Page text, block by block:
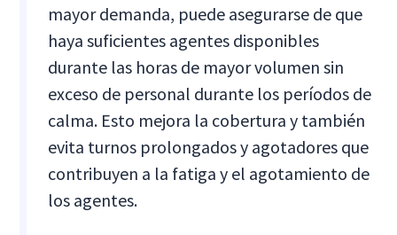
mayor demanda, puede asegurarse de que
haya suficientes agentes disponibles
durante las horas de mayor volumen sin
exceso de personal durante los períodos de
calma. Esto mejora la cobertura y también
evita turnos prolongados y agotadores que
contribuyen a la fatiga y el agotamiento de
los agentes.